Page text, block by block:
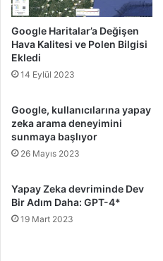
Google Haritalar’a Değişen
Hava Kalitesi ve Polen Bilgisi
Ekledi
14 Eylül 2023
Google, kullanıcılarına yapay
zeka arama deneyimini
sunmaya başlıyor
26 Mayıs 2023
Yapay Zeka devriminde Dev
Bir Adım Daha: GPT-4*
19 Mart 2023